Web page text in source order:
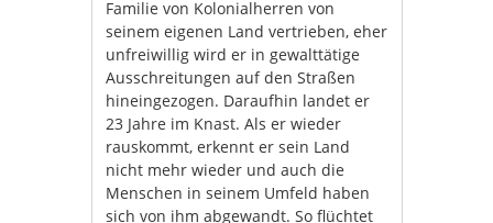
Familie von Kolonialherren von
seinem eigenen Land vertrieben, eher
unfreiwillig wird er in gewalttätige
Ausschreitungen auf den Straßen
hineingezogen. Daraufhin landet er
23 Jahre im Knast. Als er wieder
rauskommt, erkennt er sein Land
nicht mehr wieder und auch die
Menschen in seinem Umfeld haben
sich von ihm abgewandt. So flüchtet